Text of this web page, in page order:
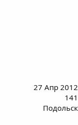
27 Апр 2012
141
Подольск